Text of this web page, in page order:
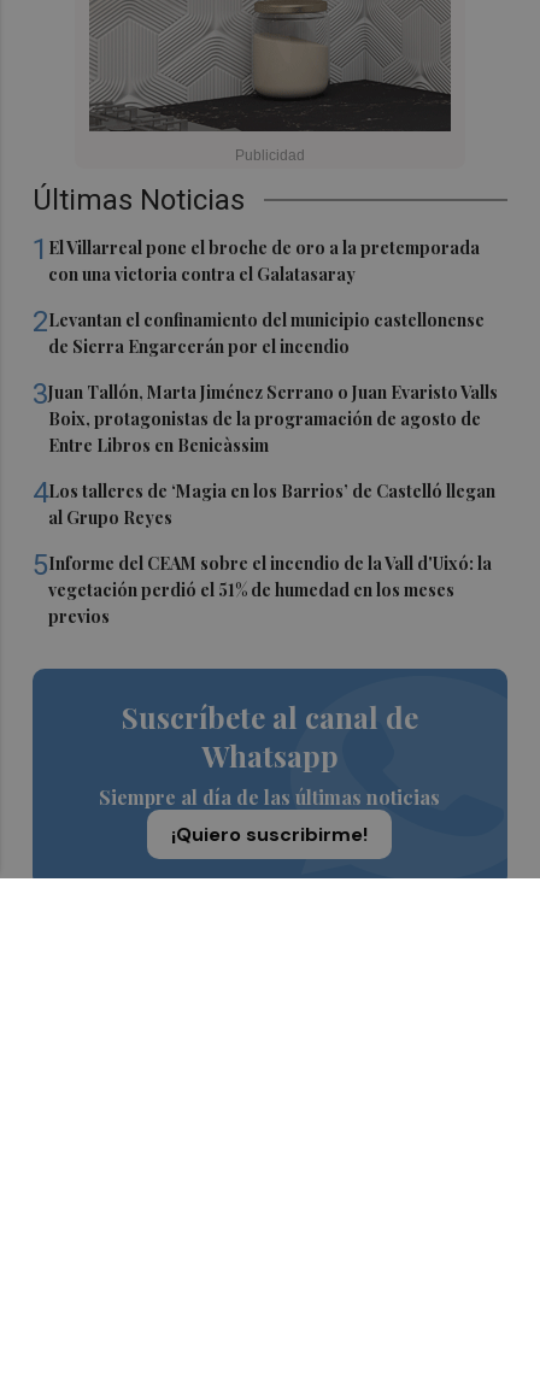
Últimas Noticias
1 El Villarreal pone el broche de oro a la pretemporada
con una victoria contra el Galatasaray
2Levantan el confinamiento del municipio castellonense
de Sierra Engarcerán por el incendio
3Juan Tallón, Marta Jiménez Serrano o Juan Evaristo Valls
Boix, protagonistas de la programación de agosto de
Entre Libros en Benicàssim
4Los talleres de ‘Magia en los Barrios’ de Castelló llegan
al Grupo Reyes
5Informe del CEAM sobre el incendio de la Vall d'Uixó: la
vegetación perdió el 51% de humedad en los meses
previos
Suscríbete al canal de
Whatsapp
Siempre al día de las últimas noticias
¡Quiero suscribirme!